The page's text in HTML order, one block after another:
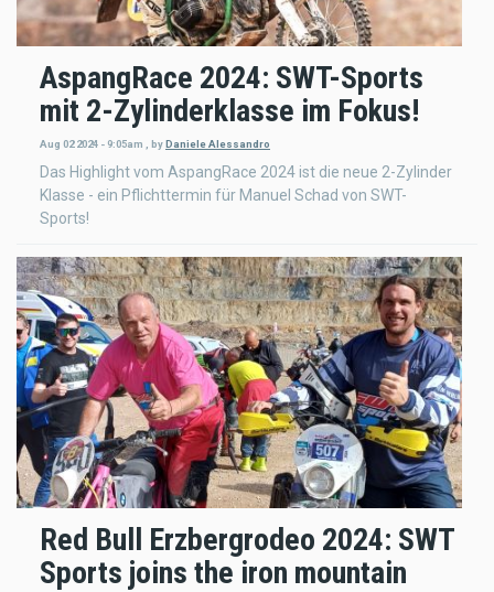
AspangRace 2024: SWT-Sports
mit 2-Zylinderklasse im Fokus!
Aug 02 2024 - 9:05am byDaniele Alessandro
Das Highlight vom AspangRace 2024 ist die neue 2-Zylinder
Klasse - ein Pflichttermin für Manuel Schad von SWT-
Sports!
Red Bull Erzbergrodeo 2024: SWT
Sports joins the iron mountain